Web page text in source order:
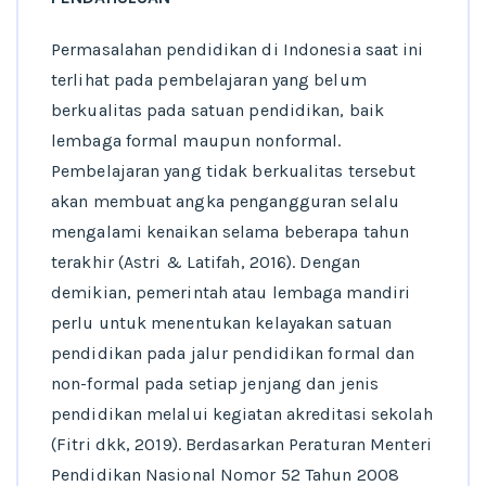
Permasalahan pendidikan di Indonesia saat ini
terlihat pada pembelajaran yang belum
berkualitas pada satuan pendidikan, baik
lembaga formal maupun nonformal.
Pembelajaran yang tidak berkualitas tersebut
akan membuat angka pengangguran selalu
mengalami kenaikan selama beberapa tahun
terakhir (Astri & Latifah, 2016). Dengan
demikian, pemerintah atau lembaga mandiri
perlu untuk menentukan kelayakan satuan
pendidikan pada jalur pendidikan formal dan
non-formal pada setiap jenjang dan jenis
pendidikan melalui kegiatan akreditasi sekolah
(Fitri dkk, 2019). Berdasarkan Peraturan Menteri
Pendidikan Nasional Nomor 52 Tahun 2008